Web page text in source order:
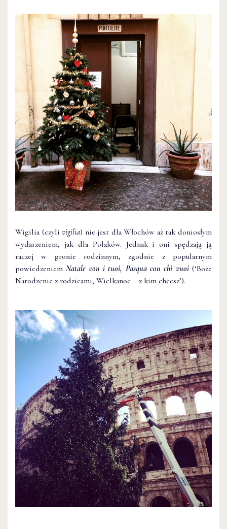
Wigilia (czylivigilia) nie jest dla Włochów aż tak doniosłym
wydarzeniem, jak dla Polaków. Jednak i oni spędzają ją
raczej w gronie rodzinnym, zgodnie z popularnym
powiedzeniemNatale con i tuoi, Pasqua con chi vuoi(‘Boże
Narodzenie z rodzicami, Wielkanoc – z kim chcesz’).